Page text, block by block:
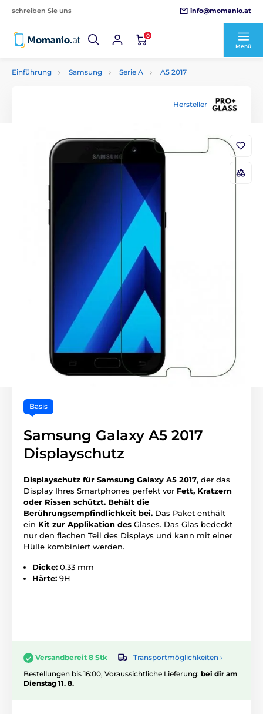
schreiben Sie uns info@momanio.at
0
Menü
Einführung Samsung Serie A A5 2017
Hersteller
Basis
Samsung Galaxy A5 2017
Displayschutz
Displayschutz für Samsung Galaxy A5 2017, der das
Display Ihres Smartphones perfekt vor Fett, Kratzern
oder Rissen schützt. Behält die
Berührungsempfindlichkeit bei. Das Paket enthält
ein Kit zur Applikation des Glases. Das Glas bedeckt
nur den flachen Teil des Displays und kann mit einer
Hülle kombiniert werden.
Dicke: 0,33 mm
Härte: 9H
Versandbereit 8 Stk
Transportmöglichkeiten ›
Bestellungen bis 16:00, Voraussichtliche Lieferung: bei dir am
Dienstag 11. 8.